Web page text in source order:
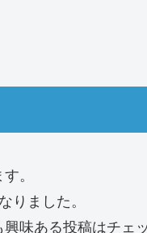
。
りました。
味ある投稿はチェ